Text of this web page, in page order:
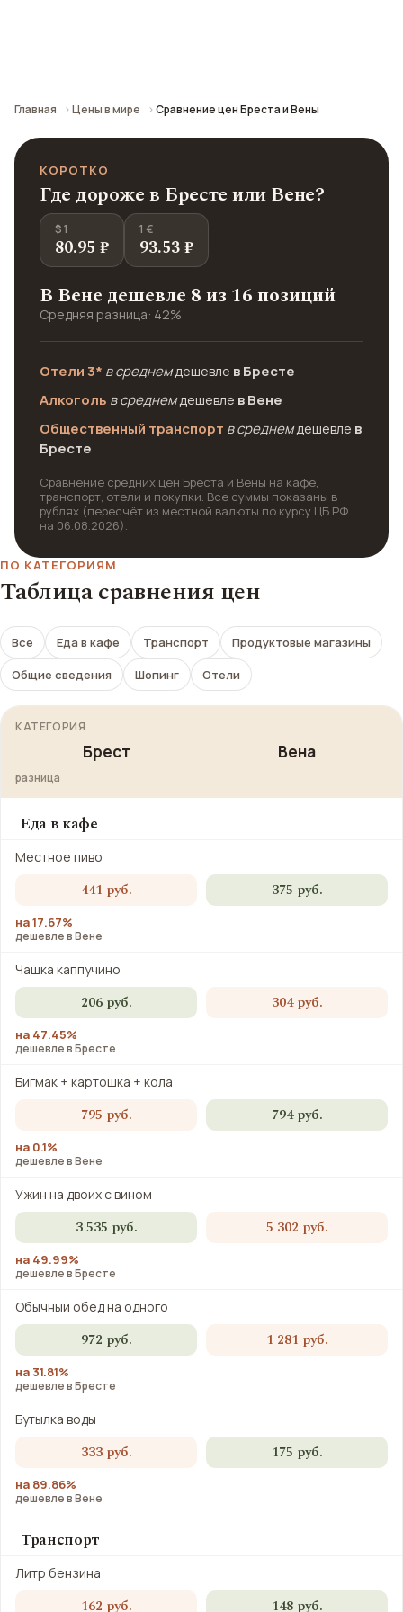
Главная Цены в мире Сравнение цен Бреста и Вены
КОРОТКО
Где дороже в Бресте или Вене?
$ 1
80.95 ₽
1 €
93.53 ₽
В Вене дешевле 8 из 16 позиций
Средняя разница: 42%
Отели 3* в среднемдешевле в Бресте
Алкоголь в среднемдешевле в Вене
Общественный транспорт в среднемдешевле в
Бресте
Сравнение средних цен Бреста и Вены на кафе,
транспорт, отели и покупки. Все суммы показаны в
рублях (пересчёт из местной валюты по курсу ЦБ РФ
на 06.08.2026).
ПО КАТЕГОРИЯМ
Таблица сравнения цен
Все Еда в кафе Транспорт
Продуктовые магазины
Общие сведения
Шопинг Отели
КАТЕГОРИЯ
Брест Вена
разница
Еда в кафе
Местное пиво
441 руб. 375 руб.
на 17.67%
дешевле в Вене
Чашка каппучино
206 руб. 304 руб.
на 47.45%
дешевле в Бресте
Бигмак + картошка + кола
795 руб. 794 руб.
на 0.1%
дешевле в Вене
Ужин на двоих с вином
3 535 руб. 5 302 руб.
на 49.99%
дешевле в Бресте
Обычный обед на одного
972 руб. 1 281 руб.
на 31.81%
дешевле в Бресте
Бутылка воды
333 руб. 175 руб.
на 89.86%
дешевле в Вене
Транспорт
Литр бензина
162 руб. 148 руб.